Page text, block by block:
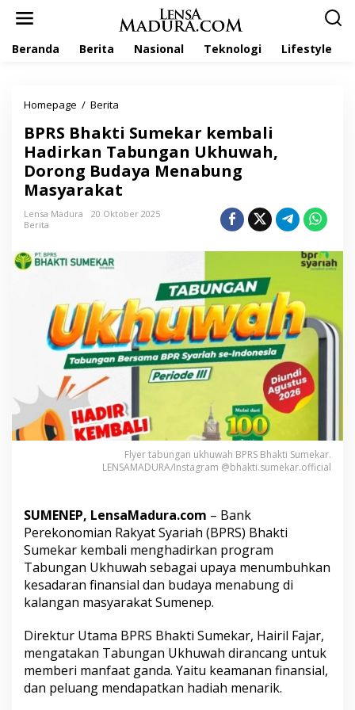
Beranda Berita Nasional Teknologi Lifestyle
Homepage / Berita
R
S
B
h
a
t
k
a
r
k
e
a
l
i
a
d
k
a
n
a
b
u
g
a
n
U
k
BPRS Bhakti Sumekar kembali
Hadirkan Tabungan Ukhuwah,
Dorong Budaya Menabung
Masyarakat
Lensa Madura
20 Oktober 2025
Berita
Flyer tabungan ukhuwah BPRS Bhakti Sumekar.
LENSAMADURA/Instagram @bhakti.sumekar.official
SUMENEP, LensaMadura.com – Bank
Perekonomian Rakyat Syariah (BPRS) Bhakti
Sumekar kembali menghadirkan program
Tabungan Ukhuwah sebagai upaya menumbuhkan
kesadaran finansial dan budaya menabung di
kalangan masyarakat Sumenep.
Direktur Utama BPRS Bhakti Sumekar, Hairil Fajar,
mengatakan Tabungan Ukhuwah dirancang untuk
memberi manfaat ganda. Yaitu keamanan finansial,
dan peluang mendapatkan hadiah menarik.